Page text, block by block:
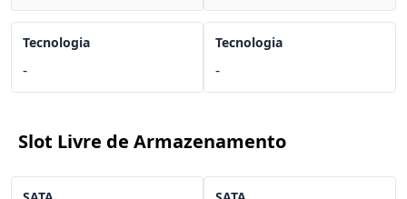
Tecnologia
-
Tecnologia
-
Slot Livre de Armazenamento